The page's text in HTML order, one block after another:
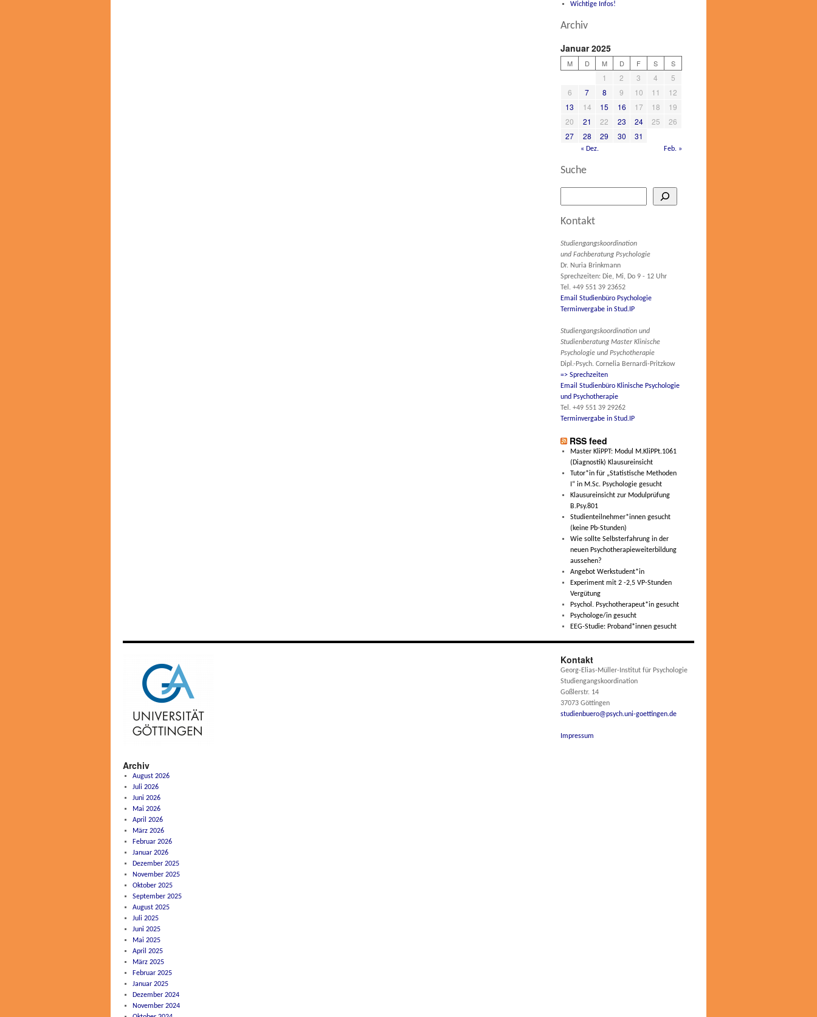
Wichtige Infos!
Archiv
Januar 2025
M D M D F S S
1 2 3 4
5
6
7 8 9 10 11
12
13
14 15 16 17 18
19
20
21 22 23 24 25
26
27
28 29 30 31
« Dez. Feb. »
Suche
Kontakt
Studiengangskoordination
und Fachberatung Psychologie
Dr. Nuria Brinkmann
Sprechzeiten: Die, Mi, Do 9 - 12 Uhr
Tel. +49 551 39 23652
Email Studienbüro Psychologie
Terminvergabe in Stud.IP
Studiengangskoordination und
Studienberatung Master Klinische
Psychologie und Psychotherapie
Dipl.-Psych. Cornelia Bernardi-Pritzkow
=> Sprechzeiten
Email Studienbüro Klinische Psychologie
und Psychotherapie
Tel. +49 551 39 29262
Terminvergabe in Stud.IP
RSS feed
Master KliPPT: Modul M.KliPPt.1061
(Diagnostik) Klausureinsicht
Tutor*in für „Statistische Methoden
I“ in M.Sc. Psychologie gesucht
Klausureinsicht zur Modulprüfung
B.Psy.801
Studienteilnehmer*innen gesucht
(keine Pb-Stunden)
Wie sollte Selbsterfahrung in der
neuen Psychotherapieweiterbildung
aussehen?
Angebot Werkstudent*in
Experiment mit 2 -2,5 VP-Stunden
Vergütung
Psychol. Psychotherapeut*in gesucht
Psychologe/in gesucht
EEG-Studie: Proband*innen gesucht
Archiv
August 2026
Juli 2026
Juni 2026
Mai 2026
April 2026
März 2026
Februar 2026
Januar 2026
Dezember 2025
November 2025
Oktober 2025
September 2025
August 2025
Juli 2025
Juni 2025
Mai 2025
April 2025
März 2025
Februar 2025
Januar 2025
Dezember 2024
November 2024
Kontakt
Georg-Elias-Müller-Institut für Psychologie
Studiengangskoordination
Goßlerstr. 14
37073 Göttingen
studienbuero@psych.uni-goettingen.de
Impressum